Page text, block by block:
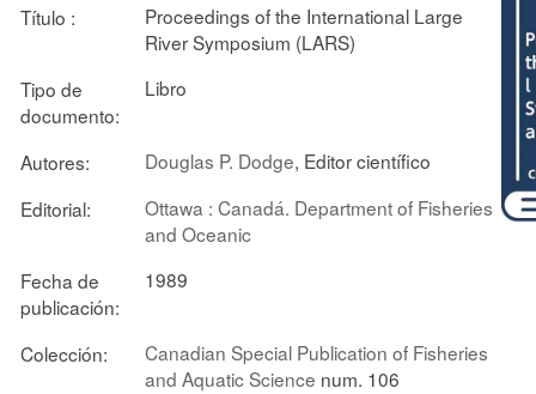
Título :
Proceedings of the International Large
River Symposium (LARS)
Tipo de
documento:
Libro
Autores: Douglas P. Dodge, Editor científico
Editorial:
Ottawa : Canadá. Department of Fisheries
and Oceanic
Fecha de
publicación:
1989
Colección:
Canadian Special Publication of Fisheries
and Aquatic Science num. 106